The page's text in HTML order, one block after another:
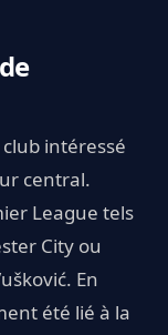
intéressé
central.
League tels
City ou
En
été lié à la